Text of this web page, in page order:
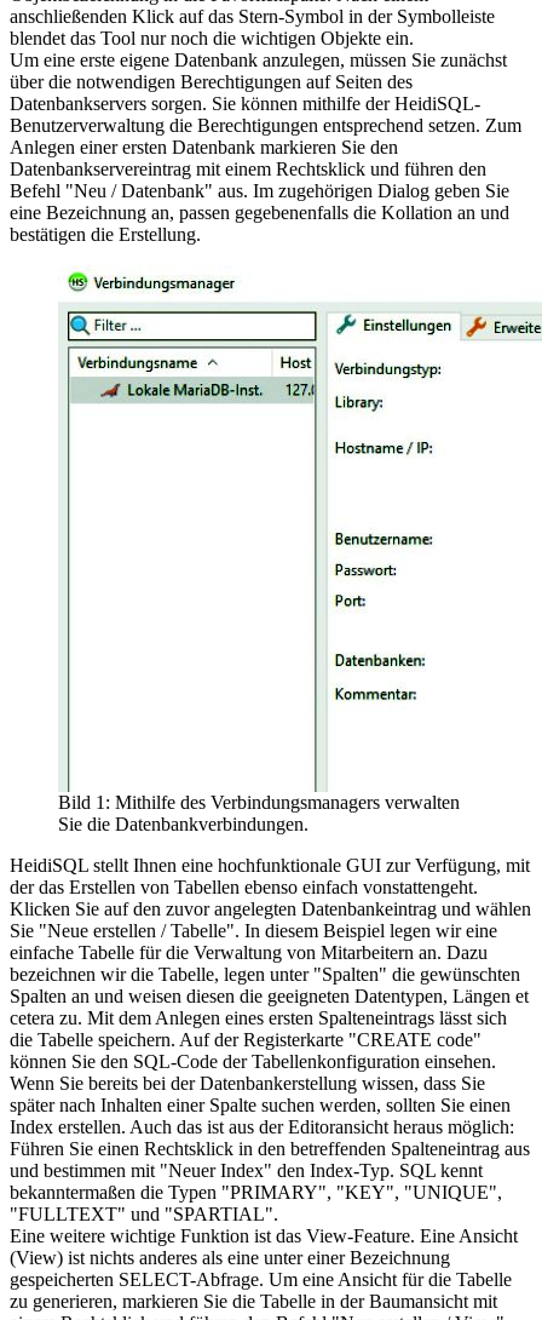
anschließenden Klick auf das Stern-Symbol in der Symbolleiste
blendet das Tool nur noch die wichtigen Objekte ein.
Um eine erste eigene Datenbank anzulegen, müssen Sie zunächst
über die notwendigen Berechtigungen auf Seiten des
Datenbankservers sorgen. Sie können mithilfe der HeidiSQL-
Benutzerverwaltung die Berechtigungen entsprechend setzen. Zum
Anlegen einer ersten Datenbank markieren Sie den
Datenbankservereintrag mit einem Rechtsklick und führen den
Befehl "Neu / Datenbank" aus. Im zugehörigen Dialog geben Sie
eine Bezeichnung an, passen gegebenenfalls die Kollation an und
bestätigen die Erstellung.
Bild 1: Mithilfe des Verbindungsmanagers verwalten
Sie die Datenbankverbindungen.
HeidiSQL stellt Ihnen eine hochfunktionale GUI zur Verfügung, mit
der das Erstellen von Tabellen ebenso einfach vonstattengeht.
Klicken Sie auf den zuvor angelegten Datenbankeintrag und wählen
Sie "Neue erstellen / Tabelle". In diesem Beispiel legen wir eine
einfache Tabelle für die Verwaltung von Mitarbeitern an. Dazu
bezeichnen wir die Tabelle, legen unter "Spalten" die gewünschten
Spalten an und weisen diesen die geeigneten Datentypen, Längen et
cetera zu. Mit dem Anlegen eines ersten Spalteneintrags lässt sich
die Tabelle speichern. Auf der Registerkarte "CREATE code"
können Sie den SQL-Code der Tabellenkonfiguration einsehen.
Wenn Sie bereits bei der Datenbankerstellung wissen, dass Sie
später nach Inhalten einer Spalte suchen werden, sollten Sie einen
Index erstellen. Auch das ist aus der Editoransicht heraus möglich:
Führen Sie einen Rechtsklick in den betreffenden Spalteneintrag aus
und bestimmen mit "Neuer Index" den Index-Typ. SQL kennt
bekanntermaßen die Typen "PRIMARY", "KEY", "UNIQUE",
"FULLTEXT" und "SPARTIAL".
Eine weitere wichtige Funktion ist das View-Feature. Eine Ansicht
(View) ist nichts anderes als eine unter einer Bezeichnung
gespeicherten SELECT-Abfrage. Um eine Ansicht für die Tabelle
zu generieren, markieren Sie die Tabelle in der Baumansicht mit